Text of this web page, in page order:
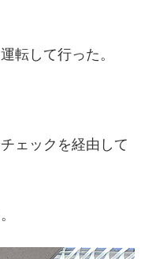
転して行った。
ェックを経由して